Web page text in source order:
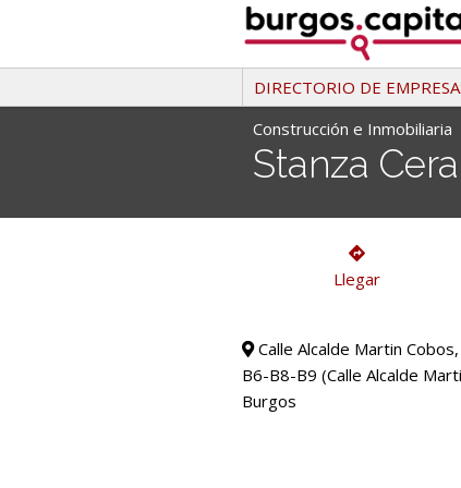
contenido
DIRECTORIO DE
Construcción e Inmobiliaria
Stanza
Llegar
Calle Alcalde Martin
B6-B8-B9 (Calle Alcalde
Burgos